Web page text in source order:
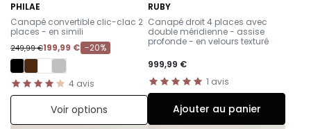
PHILAE
-
Canapé convertible clic-clac 2
places - en simili
249,99 €199,99 € -20%
4 avis
Voir options
RUBY
-
Canapé droit 4 places avec
double méridienne - assise
profonde - en velours texturé
999,99 €
1 avis
Ajouter au panier